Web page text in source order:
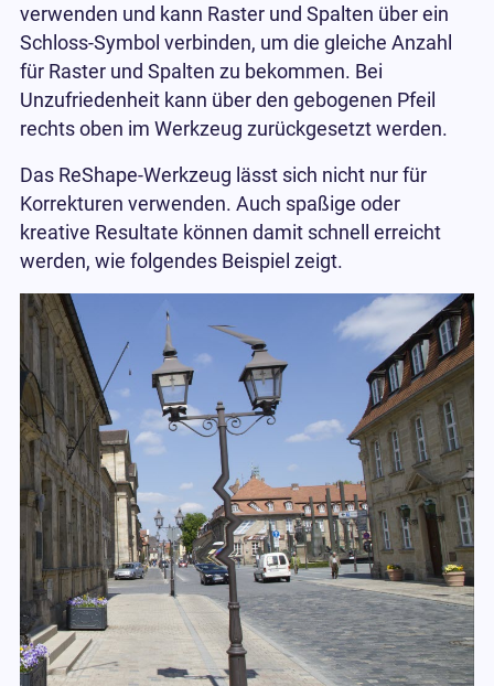
verwenden und kann Raster und Spalten über ein
Schloss-Symbol verbinden, um die gleiche Anzahl
für Raster und Spalten zu bekommen. Bei
Unzufriedenheit kann über den gebogenen Pfeil
rechts oben im Werkzeug zurückgesetzt werden.
Das ReShape-Werkzeug lässt sich nicht nur für
Korrekturen verwenden. Auch spaßige oder
kreative Resultate können damit schnell erreicht
werden, wie folgendes Beispiel zeigt.